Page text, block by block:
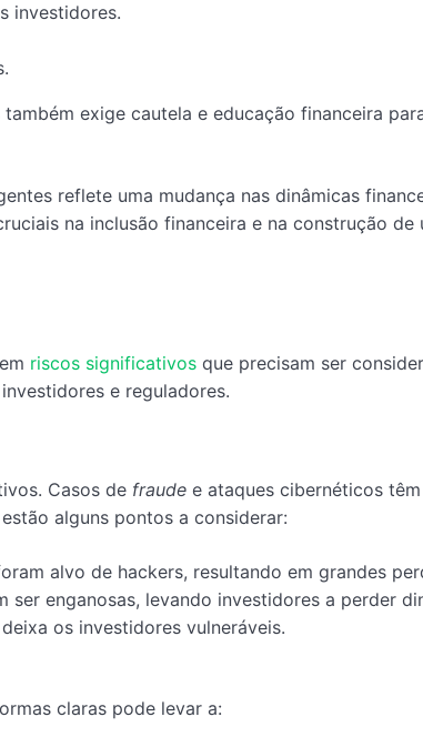
investidores.
exige cautela e educação financeira
reflete uma mudança nas dinâmicas
na inclusão financeira e na construção de
riscos significativos que precisam ser
e reguladores.
Casos de fraude e ataques cibernéticos
alguns pontos a considerar:
alvo de hackers, resultando em grandes
ser enganosas, levando investidores a perder
os investidores vulneráveis.
claras pode levar a: